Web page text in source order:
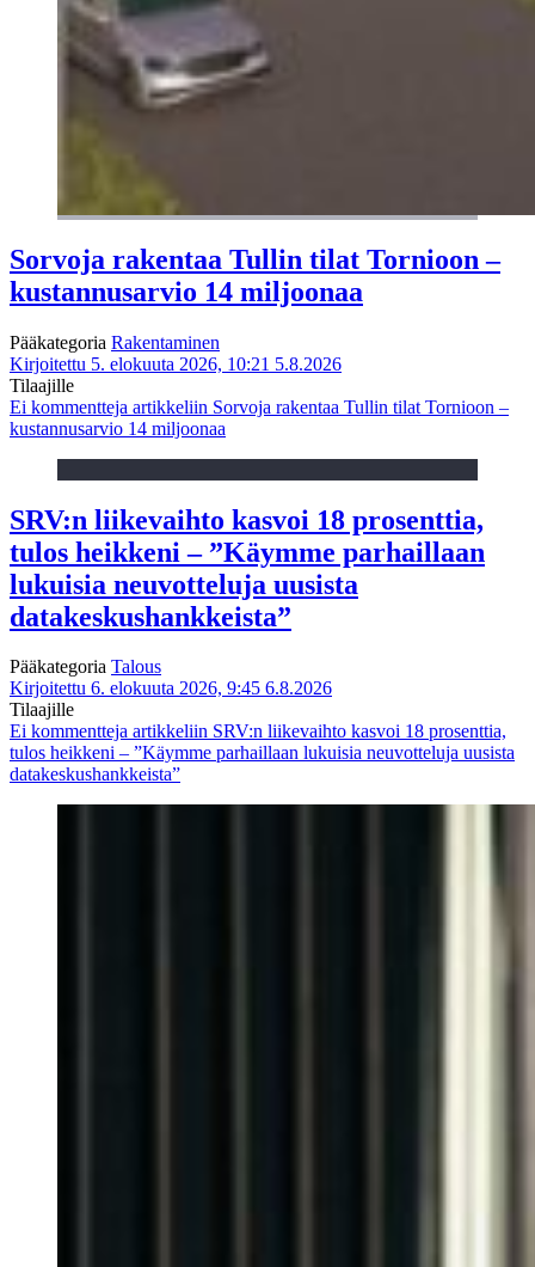
Sorvoja rakentaa Tullin tilat Tornioon –
kustannusarvio 14 miljoonaa
Pääkategoria Rakentaminen
Kirjoitettu 5. elokuuta 2026, 10:21 5.8.2026
Tilaajille
Ei kommentteja artikkeliin Sorvoja rakentaa Tullin tilat Tornioon –
kustannusarvio 14 miljoonaa
SRV:n liikevaihto kasvoi 18 prosenttia,
tulos heikkeni – ”Käymme parhaillaan
lukuisia neuvotteluja uusista
datakeskushankkeista”
Pääkategoria Talous
Kirjoitettu 6. elokuuta 2026, 9:45 6.8.2026
Tilaajille
Ei kommentteja artikkeliin SRV:n liikevaihto kasvoi 18 prosenttia,
tulos heikkeni – ”Käymme parhaillaan lukuisia neuvotteluja uusista
datakeskushankkeista”